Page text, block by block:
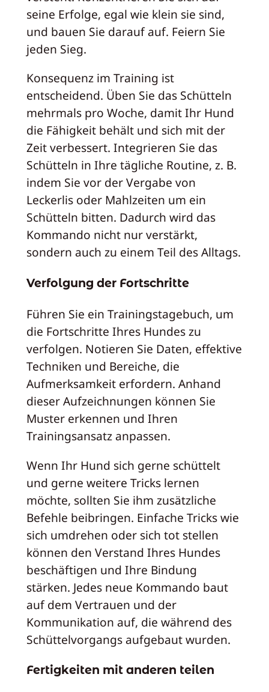
seine Erfolge, egal wie klein sie sind,
und bauen Sie darauf auf. Feiern Sie
jeden Sieg.
Konsequenz im Training ist
entscheidend. Üben Sie das Schütteln
mehrmals pro Woche, damit Ihr Hund
die Fähigkeit behält und sich mit der
Zeit verbessert. Integrieren Sie das
Schütteln in Ihre tägliche Routine, z. B.
indem Sie vor der Vergabe von
Leckerlis oder Mahlzeiten um ein
Schütteln bitten. Dadurch wird das
Kommando nicht nur verstärkt,
sondern auch zu einem Teil des Alltags.
Verfolgung der Fortschritte
Führen Sie ein Trainingstagebuch, um
die Fortschritte Ihres Hundes zu
verfolgen. Notieren Sie Daten, effektive
Techniken und Bereiche, die
Aufmerksamkeit erfordern. Anhand
dieser Aufzeichnungen können Sie
Muster erkennen und Ihren
Trainingsansatz anpassen.
Wenn Ihr Hund sich gerne schüttelt
und gerne weitere Tricks lernen
möchte, sollten Sie ihm zusätzliche
Befehle beibringen. Einfache Tricks wie
sich umdrehen oder sich tot stellen
können den Verstand Ihres Hundes
beschäftigen und Ihre Bindung
stärken. Jedes neue Kommando baut
auf dem Vertrauen und der
Kommunikation auf, die während des
Schüttelvorgangs aufgebaut wurden.
Fertigkeiten mit anderen teilen